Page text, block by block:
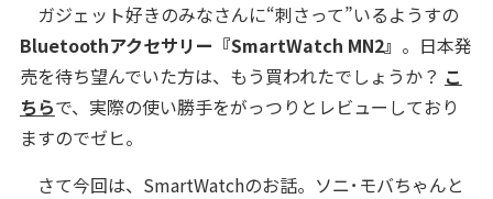
ガジェット好きのみなさんに“刺さって”いるようすの
Bluetoothアクセサリー『SmartWatch MN2』 。日本発
売を待ち望んでいた方は、もう買われたでしょうか？ こ
ちらで、実際の使い勝手をがっつりとレビューしており
ますのでゼヒ。
さて今回は、SmartWatchのお話。ソニ･モバちゃんと